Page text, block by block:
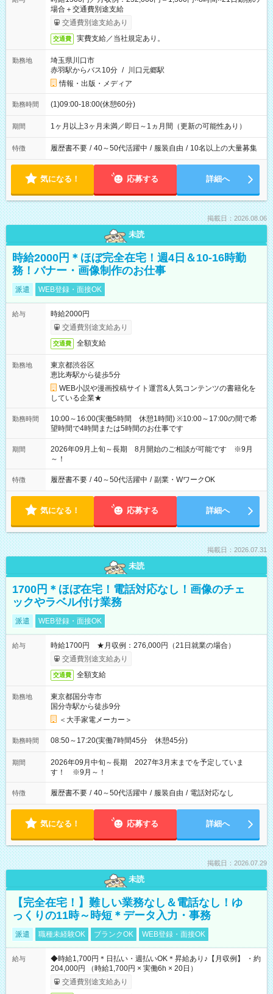
場合＋交通費別途支給
交通費別途支給あり
交通費 実費支給／当社規定あり。
勤務地
埼玉県川口市
赤羽駅からバス10分 / 川口元郷駅
情報・出版・メディア
勤務時間 (1)09:00-18:00(休憩60分)
期間 1ヶ月以上3ヶ月未満／即日～1ヵ月間（更新の可能性あり）
特徴 履歴書不要 / 40～50代活躍中 / 服装自由 / 10名以上の大量募集
気になる！ 応募する 詳細へ
掲載日：2026.08.06
未読
時給2000円＊ほぼ完全在宅！週4日＆10-16時勤
務！バナー・画像制作のお仕事
派遣 WEB登録・面接OK
給与
時給2000円
交通費別途支給あり
交通費 全額支給
勤務地
東京都渋谷区
恵比寿駅から徒歩5分
WEB小説や漫画投稿サイト運営&人気コンテンツの書籍化を
している企業★
勤務時間
10:00～16:00(実働5時間 休憩1時間) ※10:00～17:00の間で希
望時間で4時間または5時間のお仕事です
期間
2026年09月上旬～長期 8月開始のご相談が可能です ※9月
～！
特徴 履歴書不要 / 40～50代活躍中 / 副業・WワークOK
気になる！ 応募する 詳細へ
掲載日：2026.07.31
未読
1700円＊ほぼ在宅！電話対応なし！画像のチェ
ックやラベル付け業務
派遣 WEB登録・面接OK
給与
時給1700円 ★月収例：276,000円（21日就業の場合）
交通費別途支給あり
交通費 全額支給
勤務地
東京都国分寺市
国分寺駅から徒歩9分
＜大手家電メーカー＞
勤務時間 08:50～17:20(実働7時間45分 休憩45分)
期間
2026年09月中旬～長期 2027年3月末までを予定していま
す！ ※9月～！
特徴 履歴書不要 / 40～50代活躍中 / 服装自由 / 電話対応なし
気になる！ 応募する 詳細へ
掲載日：2026.07.29
未読
【完全在宅！】難しい業務なし＆電話なし！ゆ
っくりの11時～時短＊データ入力・事務
派遣 職種未経験OK ブランクOK WEB登録・面接OK
給与
◆時給1,700円＊日払い・週払いOK＊昇給あり♪【月収例】 ・約
204,000円 （時給1,700円 × 実働6h × 20日）
交通費別途支給あり